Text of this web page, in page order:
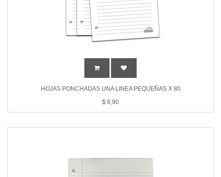
HOJAS PONCHADAS UNA LINEA PEQUEÑAS X 80
$ 6,90